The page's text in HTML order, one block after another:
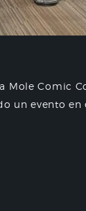
Mole Comic
un evento en